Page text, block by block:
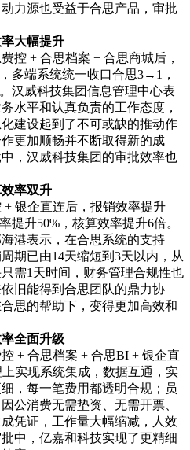
力源也受益于合思产品，审批
大幅提升
控 + 合思档案 + 合思商城后，
多端系统统一收口合思3→1，
汉威科技集团信息管理中心表
水平和认真负责的工作态度，
建设起到了不可或缺的推动作
更加顺畅并不断取得新的成
，汉威科技集团的审批效率也
率双升
银企直连后，报销效率提升
提升50%，核算效率提升6倍。
港表示，在合思系统的支持
期已由14天缩短到3天以内，从
需1天时间，财务管理合规性也
旧能得到合思团队的鼎力协
思的帮助下，变得更加高效和
全面升级
+ 合思档案 + 合思BI + 银企直
实现系统集成，数据互通，实
，每一笔费用都透明合规；员
公消费无需垫资、无需开票、
凭证，工作量大幅缩减，人效
中，亿嘉和科技实现了更精细